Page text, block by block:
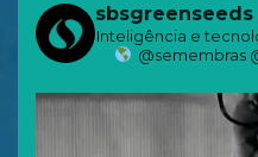
sbsgreenseeds
Inteligência e
@semembras